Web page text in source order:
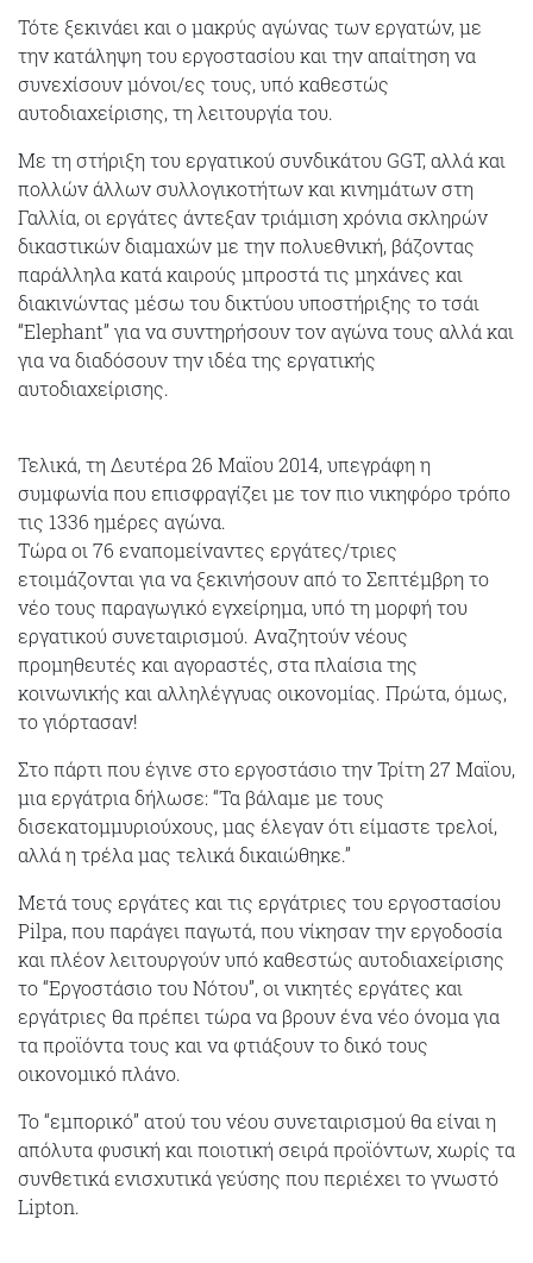
Τότε ξεκινάει και ο μακρύς αγώνας των εργατών, με
την κατάληψη του εργοστασίου και την απαίτηση να
συνεχίσουν μόνοι/ες τους, υπό καθεστώς
αυτοδιαχείρισης, τη λειτουργία του.
Με τη στήριξη του εργατικού συνδικάτου GGT, αλλά και
πολλών άλλων συλλογικοτήτων και κινημάτων στη
Γαλλία, οι εργάτες άντεξαν τριάμιση χρόνια σκληρών
δικαστικών διαμαχών με την πολυεθνική, βάζοντας
παράλληλα κατά καιρούς μπροστά τις μηχάνες και
διακινώντας μέσω του δικτύου υποστήριξης το τσάι
“Elephant” για να συντηρήσουν τον αγώνα τους αλλά και
για να διαδόσουν την ιδέα της εργατικής
αυτοδιαχείρισης.
Τελικά, τη Δευτέρα 26 Μαϊου 2014, υπεγράφη η
συμφωνία που επισφραγίζει με τον πιο νικηφόρο τρόπο
τις 1336 ημέρες αγώνα.
Τώρα οι 76 εναπομείναντες εργάτες/τριες
ετοιμάζονται για να ξεκινήσουν από το Σεπτέμβρη το
νέο τους παραγωγικό εγχείρημα, υπό τη μορφή του
εργατικού συνεταιρισμού. Αναζητούν νέους
προμηθευτές και αγοραστές, στα πλαίσια της
κοινωνικής και αλληλέγγυας οικονομίας. Πρώτα, όμως,
το γιόρτασαν!
Στο πάρτι που έγινε στο εργοστάσιο την Τρίτη 27 Μαϊου,
μια εργάτρια δήλωσε: “Τα βάλαμε με τους
δισεκατομμυριούχους, μας έλεγαν ότι είμαστε τρελοί,
αλλά η τρέλα μας τελικά δικαιώθηκε.”
Μετά τους εργάτες και τις εργάτριες του εργοστασίου
Pilpa, που παράγει παγωτά, που νίκησαν την εργοδοσία
και πλέον λειτουργούν υπό καθεστώς αυτοδιαχείρισης
το “Εργοστάσιο του Νότου”, οι νικητές εργάτες και
εργάτριες θα πρέπει τώρα να βρουν ένα νέο όνομα για
τα προϊόντα τους και να φτιάξουν το δικό τους
οικονομικό πλάνο.
Το “εμπορικό” ατού του νέου συνεταιρισμού θα είναι η
απόλυτα φυσική και ποιοτική σειρά προϊόντων, χωρίς τα
συνθετικά ενισχυτικά γεύσης που περιέχει το γνωστό
Lipton.